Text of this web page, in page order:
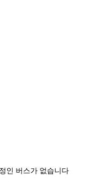
인 버스가 없습니다